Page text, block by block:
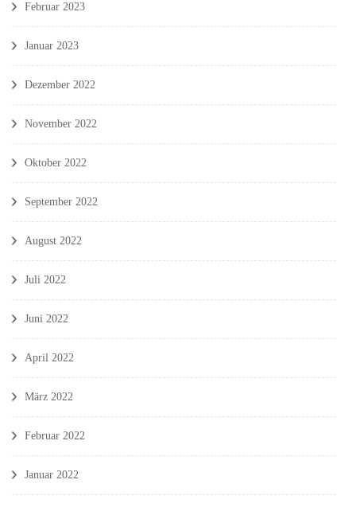
Februar 2023
Januar 2023
Dezember 2022
November 2022
Oktober 2022
September 2022
August 2022
Juli 2022
Juni 2022
April 2022
März 2022
Februar 2022
Januar 2022